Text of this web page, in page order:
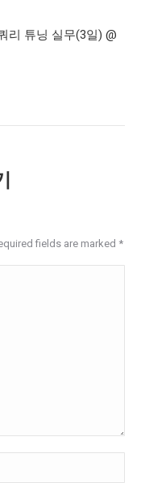
리 튜닝 실무(3일) @
fields are marked *